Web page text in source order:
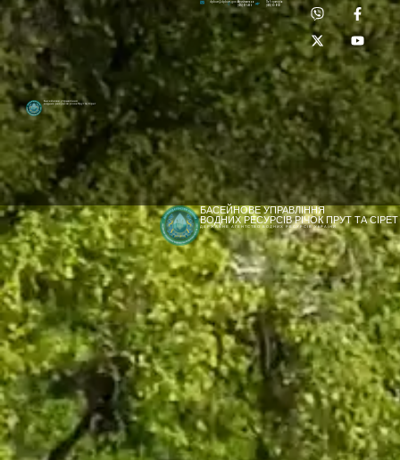
[newyear_garland]
Басейнове управління
водних ресурсів річок Прут та Сірет
Лабораторія:
(0372) 53-92-00
dpbuvr@dpbuvr.gov.uaПриймальня:
(0372) 51-14-56
БАСЕЙНОВЕ УПРАВЛІННЯ
ВОДНИХ РЕСУРСІВ РІЧОК ПРУТ ТА СІРЕТ
ДЕРЖАВНЕ АГЕНТСТВО ВОДНИХ РЕСУРСІВ УКРАЇНИ